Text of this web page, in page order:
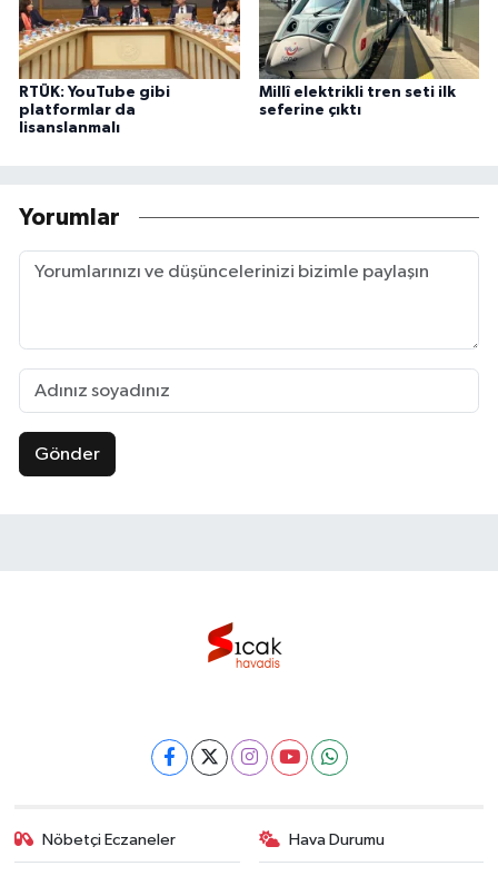
RTÜK: YouTube gibi
platformlar da
lisanslanmalı
Millî elektrikli tren seti ilk
seferine çıktı
Yorumlar
Gönder
Nöbetçi Eczaneler Hava Durumu